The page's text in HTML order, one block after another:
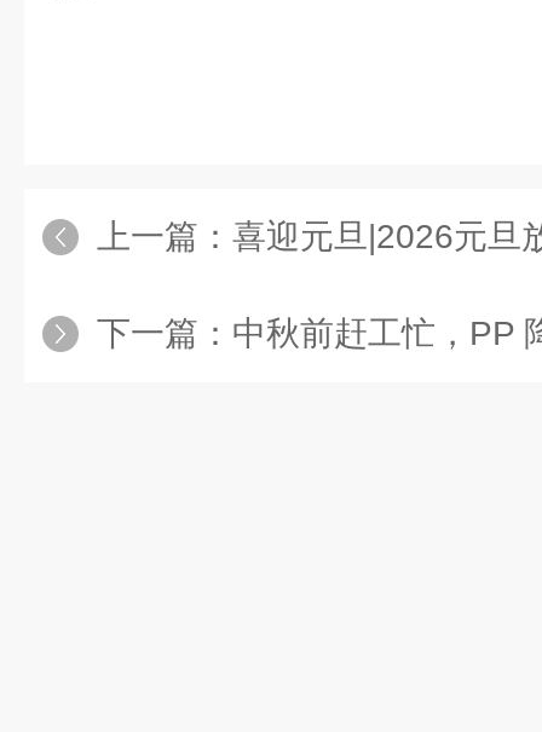
上一篇： 喜迎元旦|2026元旦
下一篇： 中秋前赶工忙，PP 降膜